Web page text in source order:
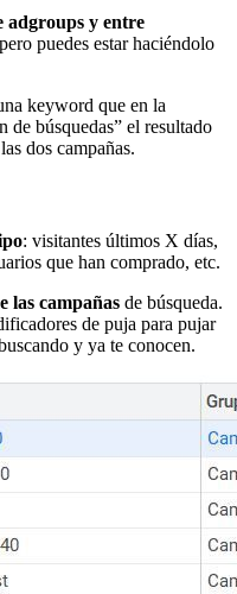
adgroups y entre
puedes estar haciéndolo
keyword que en la
de búsquedas” el resultado
dos campañas.
: visitantes últimos X días,
que han comprado, etc.
las campañas de búsqueda.
de puja para pujar
y ya te conocen.